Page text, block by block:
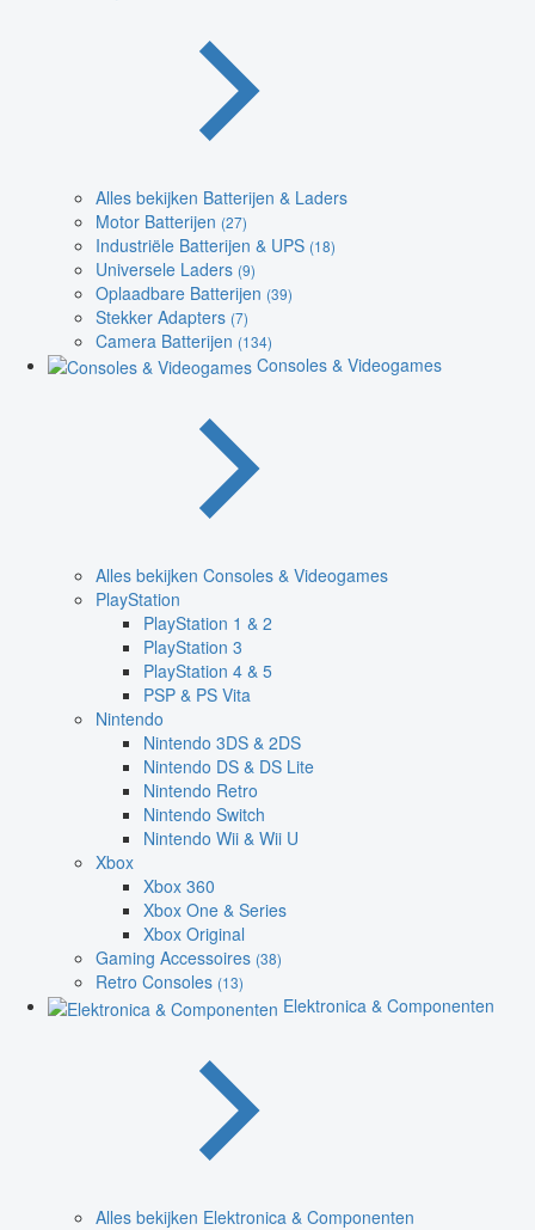
Alles bekijken Batterijen & Laders
Motor Batterijen (27)
Industriële Batterijen & UPS (18)
Universele Laders (9)
Oplaadbare Batterijen (39)
Stekker Adapters (7)
Camera Batterijen (134)
Consoles & Videogames
Alles bekijken Consoles & Videogames
PlayStation
PlayStation 1 & 2
PlayStation 3
PlayStation 4 & 5
PSP & PS Vita
Nintendo
Nintendo 3DS & 2DS
Nintendo DS & DS Lite
Nintendo Retro
Nintendo Switch
Nintendo Wii & Wii U
Xbox
Xbox 360
Xbox One & Series
Xbox Original
Gaming Accessoires (38)
Retro Consoles (13)
Elektronica & Componenten
Alles bekijken Elektronica & Componenten